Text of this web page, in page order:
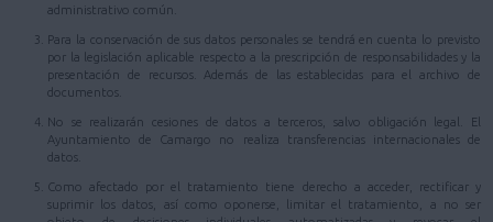
administrativo común.
Para la conservación de sus datos personales se tendrá en cuenta lo previsto
por la legislación aplicable respecto a la prescripción de responsabilidades y la
presentación de recursos. Además de las establecidas para el archivo de
documentos.
No se realizarán cesiones de datos a terceros, salvo obligación legal. El
Ayuntamiento de Camargo no realiza transferencias internacionales de
datos.
Como afectado por el tratamiento tiene derecho a acceder, rectificar y
suprimir los datos, así como oponerse, limitar el tratamiento, a no ser